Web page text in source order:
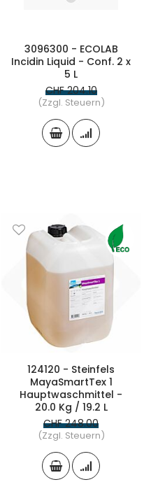
3096300 - ECOLAB
Incidin Liquid - Conf. 2 x
5 L
CHF 204.10
(Zzgl. Steuern)
124120 - Steinfels
MayaSmartTex 1
Hauptwaschmittel -
20.0 Kg / 19.2 L
CHF 248.00
(Zzgl. Steuern)